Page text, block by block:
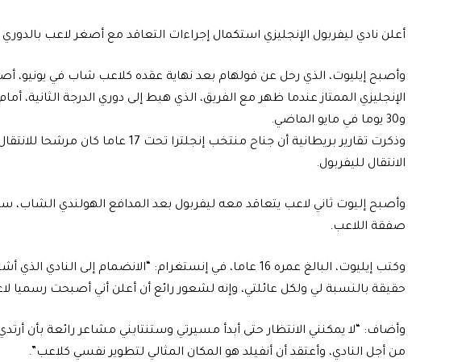
أعلن نادي ليفربول الإنجليزي استكمال إجراءات التعاقد مع أصغر لاعب بالدوري
وأصبح إيليوت، الذي رحل عن فولهام بعد نهاية عقده كلاعب شاب في يونيو،
و30 يوما في مايو الماضي.
وذكرت تقارير بريطانية أن جناح منتخب
الانتقال لليفربول.
وأصبح إليوت ثاني لاعب يتعاقد معه ليفربول بعد المدافع الهولندي
صفقة اللاعب.
وكتب إيليوت، البالغ عمره 16 عاما، في إنستغرام: “الانضمام
حقيقة بالنسبة لي ولكل عائلتي، وإنه لشعور رائع أن أعلن أني أصبحت رسميا
وأضاف: “لا يمكنني الانتظار حتى أبدأ مسيرتي وستنتابني مشاعر رائعة بأن
من أجل النادي، وأعتقد أن أنفيلد هو المكان المثالي لتطوير نفسي كلاعب”.